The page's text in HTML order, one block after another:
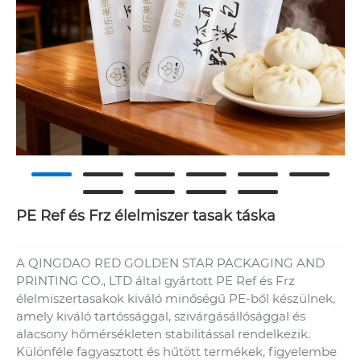
PE Ref és Frz élelmiszer tasak táska
A QINGDAO RED GOLDEN STAR PACKAGING AND
PRINTING CO., LTD által gyártott PE Ref és Frz
élelmiszertasakok kiváló minőségű PE-ből készülnek,
amely kiváló tartóssággal, szivárgásállósággal és
alacsony hőmérsékleten stabilitással rendelkezik.
Különféle fagyasztott és hűtött termékek, figyelembe